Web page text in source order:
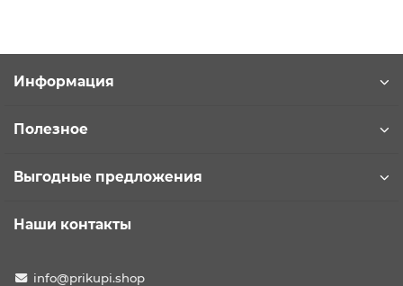
Информация
Полезное
Выгодные предложения
Наши контакты
info@prikupi.shop